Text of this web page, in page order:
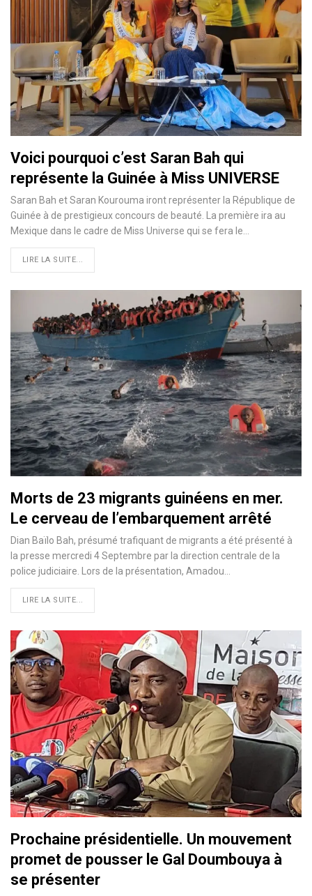
Voici pourquoi c’est Saran Bah qui
représente la Guinée à Miss UNIVERSE
Saran Bah et Saran Kourouma iront représenter la République de
Guinée à de prestigieux concours de beauté. La première ira au
Mexique dans le cadre de Miss Universe qui se fera le…
LIRE LA SUITE...
Morts de 23 migrants guinéens en mer.
Le cerveau de l’embarquement arrêté
Dian Baïlo Bah, présumé trafiquant de migrants a été présenté à
la presse mercredi 4 Septembre par la direction centrale de la
police judiciaire. Lors de la présentation, Amadou…
LIRE LA SUITE...
Prochaine présidentielle. Un mouvement
promet de pousser le Gal Doumbouya à
se présenter